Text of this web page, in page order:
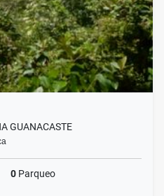
GUANACASTE
0 Parqueo